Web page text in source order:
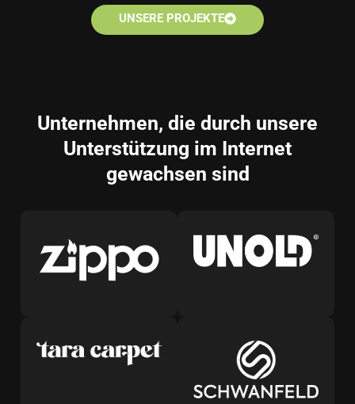
UNSERE PROJEKTE
Unternehmen, die durch unsere
Unterstützung im Internet
gewachsen sind